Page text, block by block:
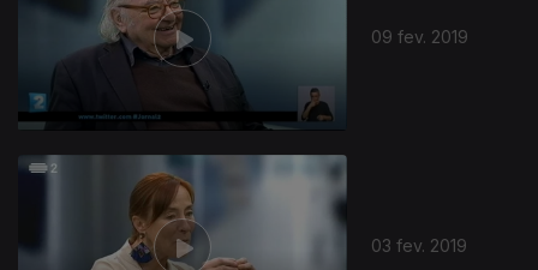
09 fev. 2019
03 fev. 2019